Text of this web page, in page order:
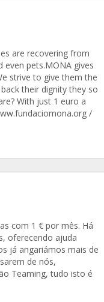
are recovering from
even pets.MONA gives
strive to give them the
their dignity they so
With just 1 euro a
/
com 1 € por mês. Há
oferecendo ajuda
já angariámos mais de
de nós,
Teaming, tudo isto é